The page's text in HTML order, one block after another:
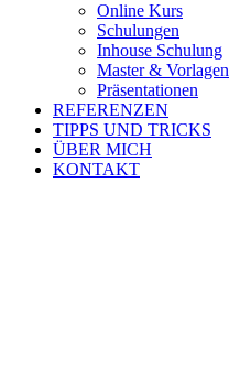
Online Kurs
Schulungen
Inhouse Schulung
Master & Vorlagen
Präsentationen
REFERENZEN
TIPPS UND TRICKS
ÜBER MICH
KONTAKT